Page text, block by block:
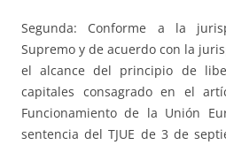
Segunda: Conforme a la
Supremo y de acuerdo con la
el alcance del principio de
capitales consagrado en el
Funcionamiento de la Unión
sentencia del TJUE de 3 de